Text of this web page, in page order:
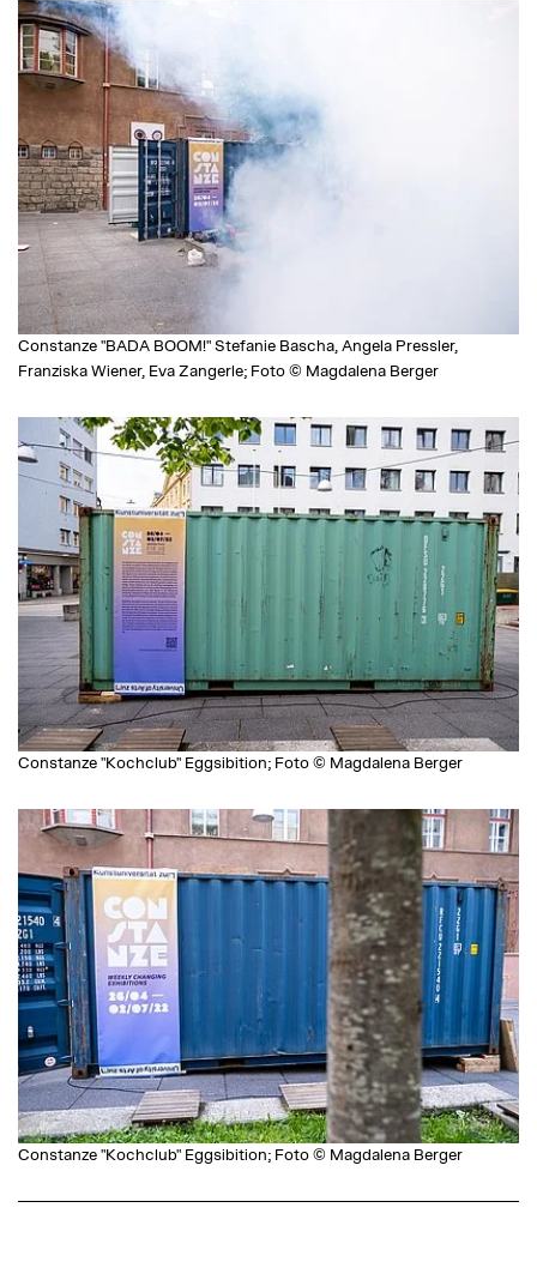
Constanze "BADA BOOM!" Stefanie Bascha, Angela Pressler,
Franziska Wiener, Eva Zangerle; Foto © Magdalena Berger
Constanze "Kochclub" Eggsibition; Foto © Magdalena Berger
Constanze "Kochclub" Eggsibition; Foto © Magdalena Berger